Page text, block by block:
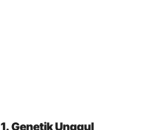
1. Genetik Unggul